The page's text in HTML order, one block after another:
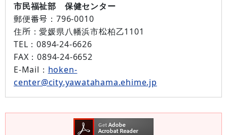
市民福祉部 保健センター
郵便番号： 796-0010
住所：愛媛県八幡浜市松柏乙1101
TEL：0894-24-6626
FAX：0894-24-6652
E-Mail： hoken-
center@city.yawatahama.ehime.jp